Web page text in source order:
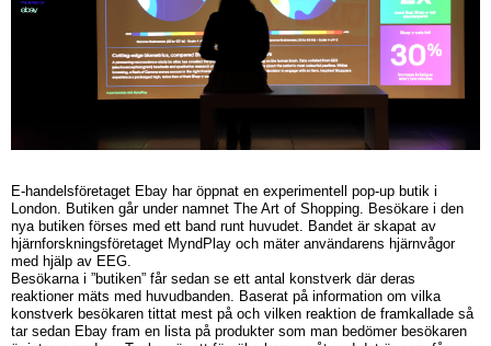
E-handelsföretaget Ebay har öppnat en experimentell pop-up butik i
London. Butiken går under namnet The Art of Shopping. Besökare i den
nya butiken förses med ett band runt huvudet. Bandet är skapat av
hjärnforskningsföretaget MyndPlay och mäter användarens hjärnvågor
med hjälp av EEG.
Besökarna i ”butiken” får sedan se ett antal konstverk där deras
reaktioner mäts med huvudbanden. Baserat på information om vilka
konstverk besökaren tittat mest på och vilken reaktion de framkallade så
tar sedan Ebay fram en lista på produkter som man bedömer besökaren